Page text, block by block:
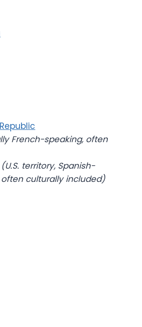
French-speaking, often
(U.S. territory, Spanish-
culturally included)